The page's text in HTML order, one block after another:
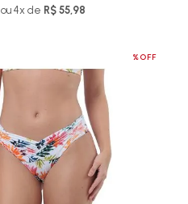
ou 4x de R$ 55,98
%OFF